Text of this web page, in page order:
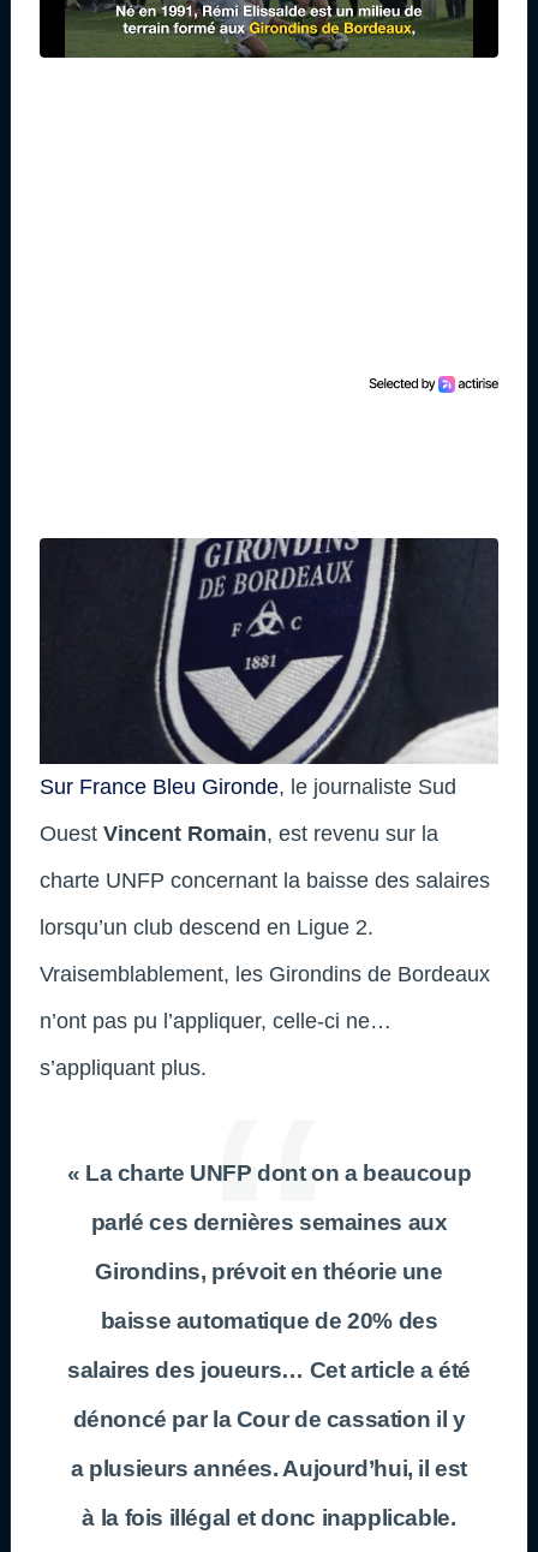
Sur France Bleu Gironde, le journaliste Sud
Ouest Vincent Romain, est revenu sur la
charte UNFP concernant la baisse des salaires
lorsqu’un club descend en Ligue 2.
Vraisemblablement, les Girondins de Bordeaux
n’ont pas pu l’appliquer, celle-ci ne…
s’appliquant plus.
« La charte UNFP dont on a beaucoup
parlé ces dernières semaines aux
Girondins, prévoit en théorie une
baisse automatique de 20% des
salaires des joueurs… Cet article a été
dénoncé par la Cour de cassation il y
a plusieurs années. Aujourd’hui, il est
à la fois illégal et donc inapplicable.